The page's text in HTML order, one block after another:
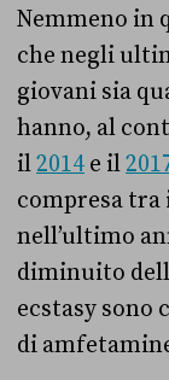
Nemmeno in
che negli
giovani sia
hanno, al
il2014 e il
compresa tra
nell’ultimo
diminuito
ecstasy sono
di